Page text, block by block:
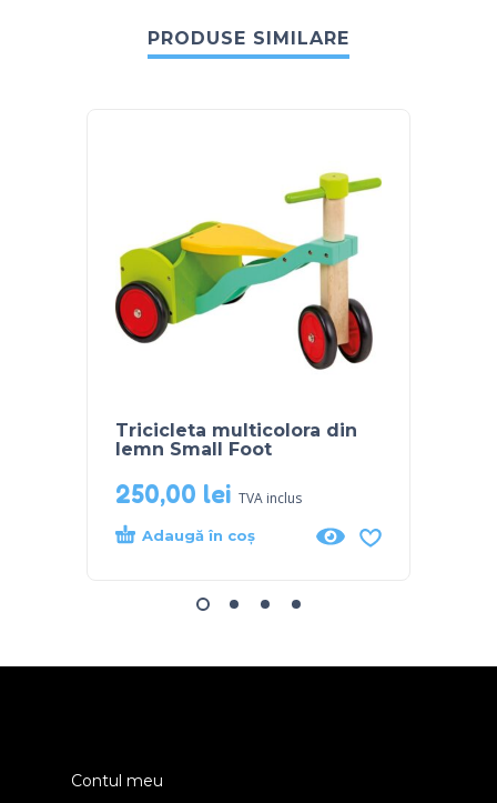
PRODUSE SIMILARE
Tricicleta multicolora din
lemn Small Foot
250,00 lei TVA inclus
Adaugă în coș
Contul meu